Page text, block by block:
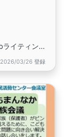
初心者歓迎！,メンバー募集中！,webライティングや動画編集に興味がある方向け
2026/03/26 登録